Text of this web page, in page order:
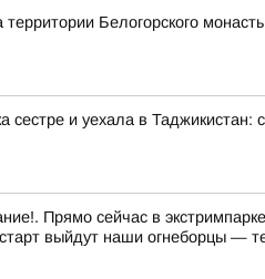
Белогорского
сестре и уехала в Таджикистан:
Прямо сейчас в
выйдут наши огнеборцы —